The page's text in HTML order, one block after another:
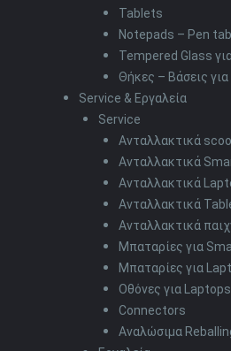
Tablets
Notepads – Pen
Tempered Glass
Θήκες – Βάσεις
Service & Εργαλεία
Service
Ανταλλακτικά
Ανταλλακτικά
Ανταλλακτικά
Ανταλλακτικά
Ανταλλακτικά
Μπαταρίες για
Μπαταρίες για
Οθόνες για Laptops
Connectors
Αναλώσιμα